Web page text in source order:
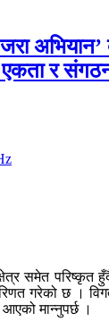
अभियान’
एकता र
समेत परिष्कृत
गरेको छ ।
आएको मान्नुपर्छ ।